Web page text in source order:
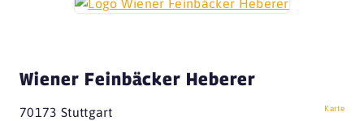
Wiener Feinbäcker Heberer
70173 Stuttgart Karte